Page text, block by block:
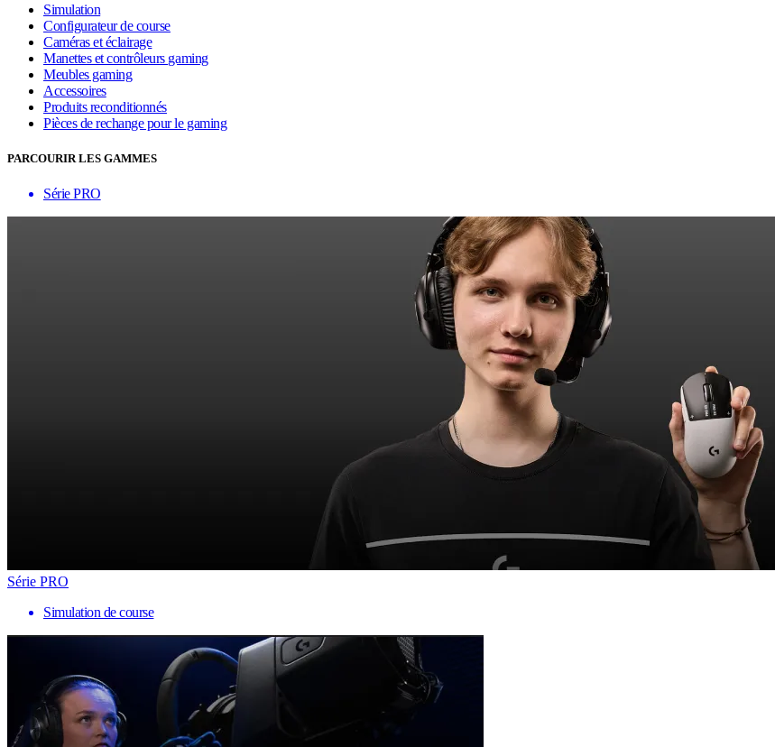
Simulation
Configurateur de course
Caméras et éclairage
Manettes et contrôleurs gaming
Meubles gaming
Accessoires
Produits reconditionnés
Pièces de rechange pour le gaming
PARCOURIR LES GAMMES
Série PRO
Série PRO
Simulation de course